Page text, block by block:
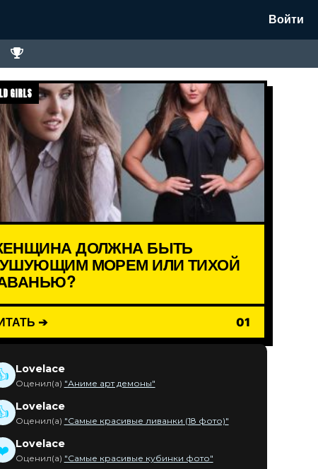
Войти
GIRLS
ДОЛЖНА БЫТЬ
МОРЕМ ИЛИ ТИХОЙ
➔ 01
Lovelace
Оценил(а) "Аниме арт демоны"
Lovelace
Оценил(а) "Самые красивые ливанки (18 фото)"
Lovelace
Оценил(а) "Самые красивые кубинки фото"